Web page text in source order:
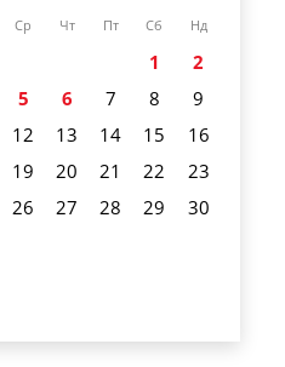
Ср Чт Пт Сб Нд
1
2
5 6 7 8
9
12 13 14 15
16
19 20 21 22
23
26 27 28 29
30